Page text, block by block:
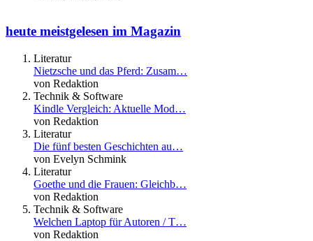
heute meistgelesen im Magazin
Literatur
Nietzsche und das Pferd: Zusam…
von Redaktion
Technik & Software
Kindle Vergleich: Aktuelle Mod…
von Redaktion
Literatur
Die fünf besten Geschichten au…
von Evelyn Schmink
Literatur
Goethe und die Frauen: Gleichb…
von Redaktion
Technik & Software
Welchen Laptop für Autoren / T…
von Redaktion